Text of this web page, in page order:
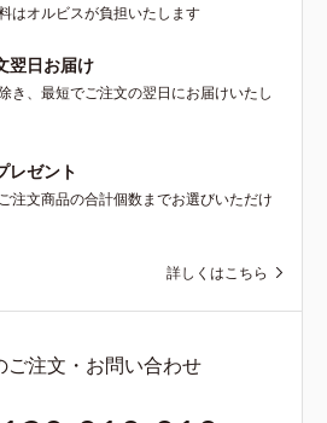
はオルビスが負担いたします
翌日お届け
き、最短でご注文の翌日にお届けいたし
レゼント
注文商品の合計個数までお選びいただけ
詳しくはこちら
ご注文・お問い合わせ